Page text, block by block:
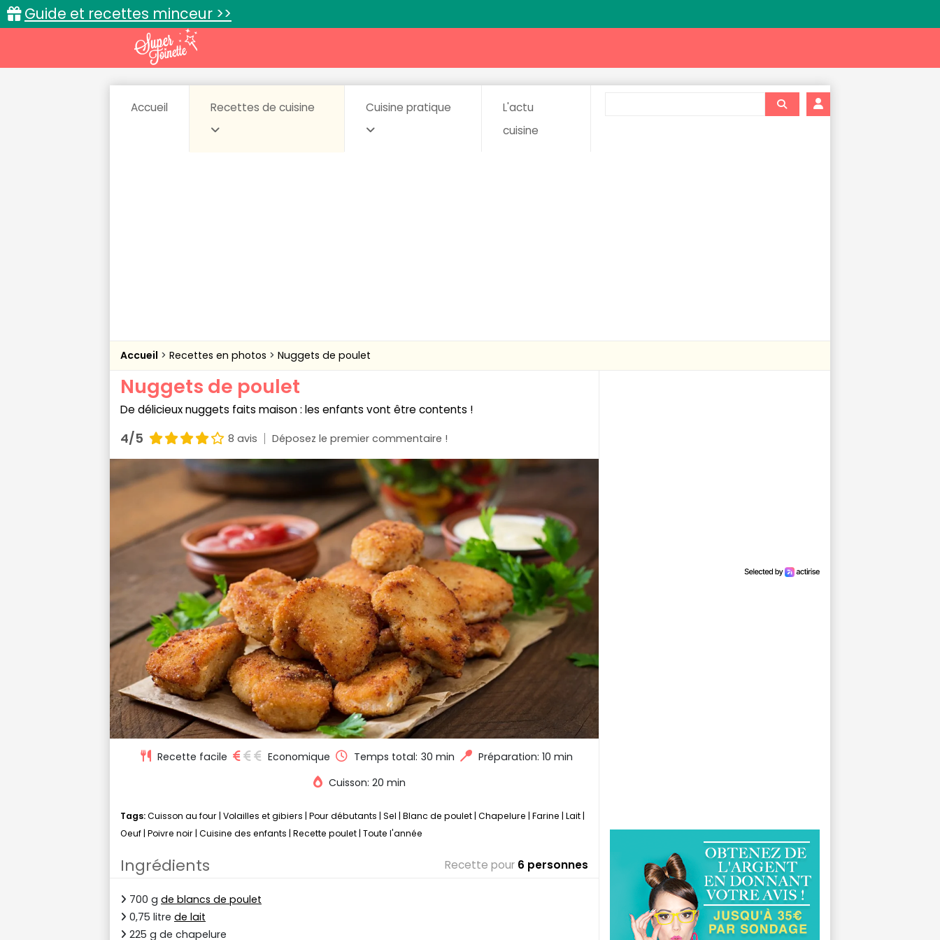
Guide et recettes minceur >>
Accueil Recettes de cuisine Cuisine pratique
L'actu
cuisine
Accueil Recettes en photos Nuggets de poulet
Nuggets de poulet
De délicieux nuggets faits maison : les enfants vont être contents !
4/5 8 avis Déposez le premier commentaire !
Recette facile Economique Temps total: 30 min
Préparation: 10 min
Cuisson: 20 min
Tags:Cuisson au four | Volailles et gibiers | Pour débutants | Sel | Blanc de poulet | Chapelure | Farine | Lait |
Oeuf | Poivre noir | Cuisine des enfants | Recette poulet | Toute l'année
Ingrédients Recette pour 6 personnes
700 g de blancs de poulet
0,75 litre de lait
225 g de chapelure